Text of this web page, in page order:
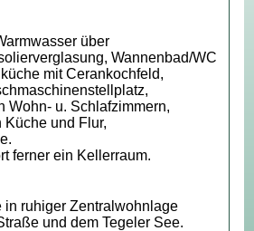
über
Wannenbad/WC
mit Cerankochfeld,
Wohn- u. Schlafzimmern,
und Flur,
ferner ein Kellerraum.
in ruhiger Zentralwohnlage
und dem Tegeler See.